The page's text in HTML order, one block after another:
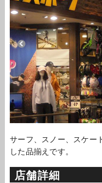
サーフ、スノー、スケー
した品揃えです。
店舗詳細